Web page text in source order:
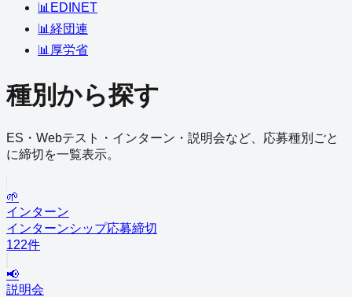
📊 EDINET
📊 経団連
📊 厚労省
種別から探す
ES・Webテスト・インターン・説明会など、応募種別ごと
に締切を一覧表示。
🌱
インターン
インターンシップ応募締切
122件
📢
説明会